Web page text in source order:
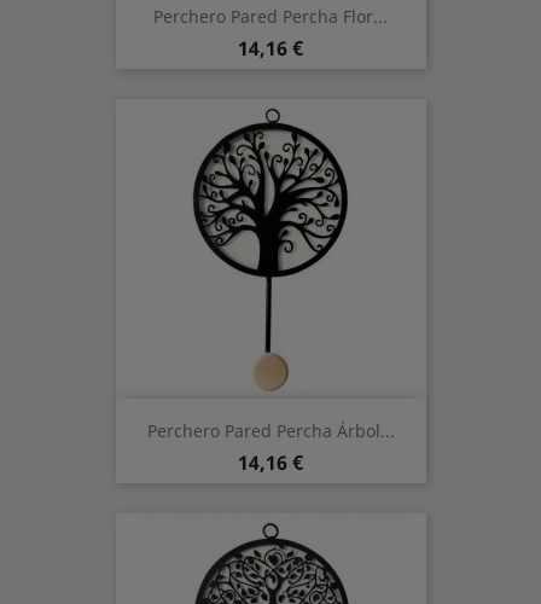
Perchero Pared Percha Flor...
Preis
14,16 €
Perchero Pared Percha Árbol...
Preis
14,16 €